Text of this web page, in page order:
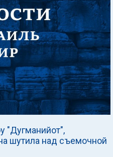
"Дугманийот",
шутила над съемочной